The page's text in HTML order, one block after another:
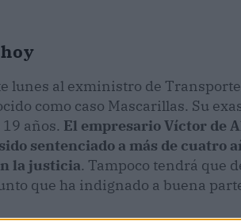
lunes al exministro de
como caso Mascarillas. Su
años. El empresario Víctor de
sentenciado a más de cuatro
la justicia. Tampoco tendrá que
que ha indignado a buena